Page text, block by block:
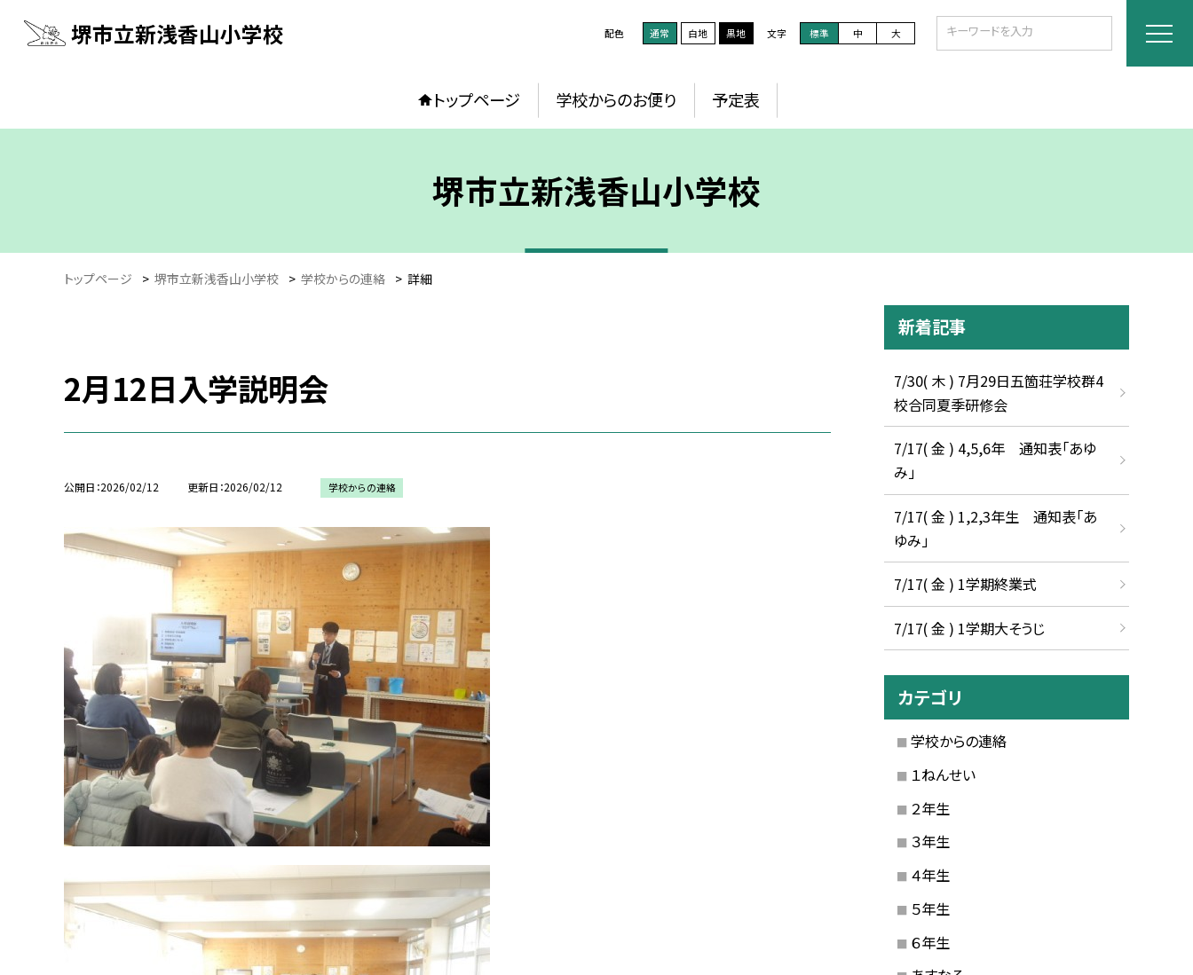
堺市立新浅香山小学校 配色 通常 白地 黒地 文字 標準 中 大
トップページ 学校からのお便り 予定表
堺市立新浅香山小学校
トップページ > 堺市立新浅香山小学校 > 学校からの連絡 > 詳細
2月12日入学説明会
公開日 2026/02/12 更新日 2026/02/12 学校からの連絡
新着記事
7/30( 木 ) 7月29日五箇荘学校群4
校合同夏季研修会
7/17( 金 ) 4,5,6年 通知表「あゆ
み」
7/17( 金 ) 1,2,3年生 通知表「あ
ゆみ」
7/17( 金 ) 1学期終業式
7/17( 金 ) 1学期大そうじ
カテゴリ
学校からの連絡
１ねんせい
２年生
３年生
４年生
５年生
６年生